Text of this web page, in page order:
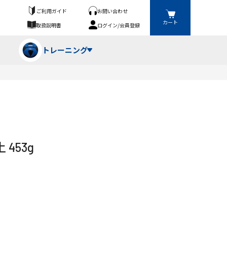
ご利用ガイド
お問い合わせ
取扱説明書
ログイン/会員登録 カート
ニングスーツ
トレーニング
トネス機器
ードル・ハードル
453g